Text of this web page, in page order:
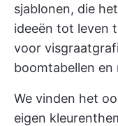
sjablonen, die
ideeën tot leven
voor
boomtabellen en
We vinden het
eigen